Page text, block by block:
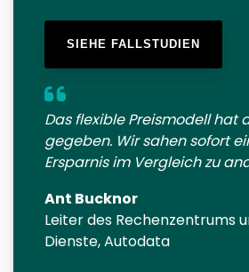
SIEHE FALLSTUDIEN
Das flexible Preismodell hat
gegeben. Wir sahen sofort
Ersparnis im Vergleich zu
Ant Bucknor
Leiter des Rechenzentrums
Dienste, Autodata